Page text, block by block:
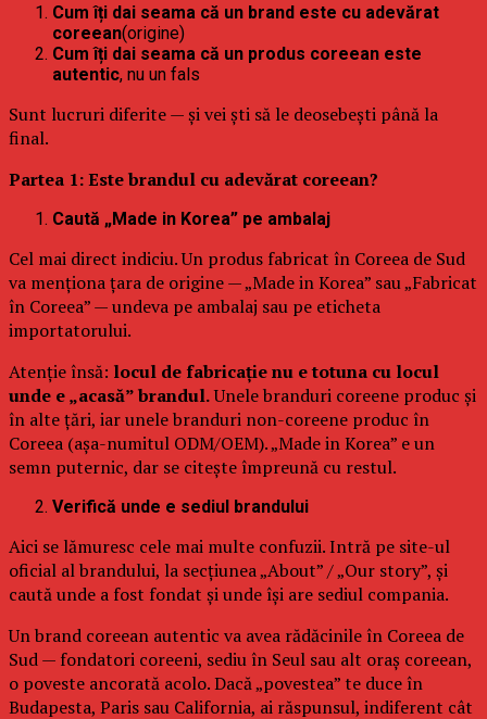
Cum îți dai seama că un brand este cu adevărat
coreean(origine)
Cum îți dai seama că un produs coreean este
autentic, nu un fals
Sunt lucruri diferite — și vei ști să le deosebești până la
final.
Partea 1: Este brandul cu adevărat coreean?
Caută „Made in Korea” pe ambalaj
Cel mai direct indiciu. Un produs fabricat în Coreea de Sud
va menționa țara de origine — „Made in Korea” sau „Fabricat
în Coreea” — undeva pe ambalaj sau pe eticheta
importatorului.
Atenție însă: locul de fabricație nu e totuna cu locul
unde e „acasă” brandul.Unele branduri coreene produc și
în alte țări, iar unele branduri non-coreene produc în
Coreea (așa-numitul ODM/OEM). „Made in Korea” e un
semn puternic, dar se citește împreună cu restul.
Verifică unde e sediul brandului
Aici se lămuresc cele mai multe confuzii. Intră pe site-ul
oficial al brandului, la secțiunea „About” / „Our story”, și
caută unde a fost fondat și unde își are sediul compania.
Un brand coreean autentic va avea rădăcinile în Coreea de
Sud — fondatori coreeni, sediu în Seul sau alt oraș coreean,
o poveste ancorată acolo. Dacă „povestea” te duce în
Budapesta, Paris sau California, ai răspunsul, indiferent cât